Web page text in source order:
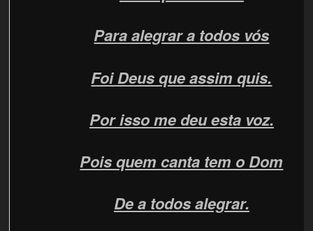
Para alegrar a todos vós
Foi Deus que assim quis.
Por isso me deu esta voz.
Pois quem canta tem o Dom
De a todos alegrar.